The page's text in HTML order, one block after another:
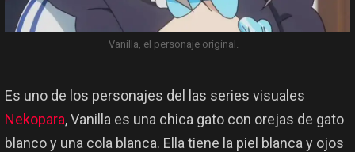
Vanilla, el personaje original.
Es uno de los personajes del las series visuales
Nekopara, Vanilla es una chica gato con orejas de gato
blanco y una cola blanca. Ella tiene la piel blanca y ojos